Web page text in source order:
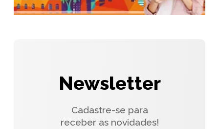
Newsletter
Cadastre-se para
receber as novidades!